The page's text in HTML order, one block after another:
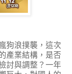
狗浪撲襲，這次
產業結構，是否
討與調整？一年